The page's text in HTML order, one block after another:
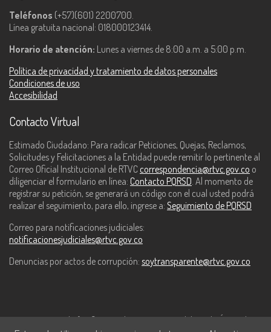
Teléfonos (+57)(601) 2200700.
Línea gratuita nacional: 018000123414.
Horario de atención: Lunes a viernes de 8:00 a.m. a 5:00 p.m.
Política de privacidad y tratamiento de datos personales
Condiciones de uso
Accesibilidad
Contacto Virtual
Estimado Ciudadano: Para radicar Peticiones, Quejas, Reclamos,
Solicitudes y Felicitaciones a la Entidad puede remitir lo pertinente al
Correo Oficial Institucional de RTVC correspondencia@rtvc.gov.co o
diligenciar el formulario en línea: Contacto PQRSD. Al momento de
registrar su petición, se generará un código con el cual usted podrá
realizar el seguimiento, para ello, ingrese a: Seguimiento de PQRSD
Correo para notificaciones judiciales:
notificacionesjudiciales@rtvc.gov.co
Denuncias por actos de corrupción: soytransparente@rtvc.gov.co
Este contenido fue financiado con recursos del Fondo Único de